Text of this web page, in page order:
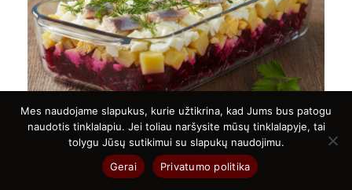
Mes naudojame slapukus, kurie užtikrina, kad Jums bus patogu
naudotis tinklalapiu. Jei toliau naršysite mūsų tinklalapyje, tai
tolygu Jūsų sutikimui su slapukų naudojimu.
Gerai
Privatumo politika